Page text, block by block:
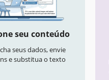
seu conteúdo
seus dados, envie
e substitua o texto